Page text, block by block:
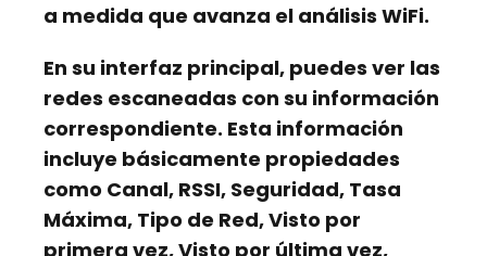
a medida que avanza el análisis WiFi.
En su interfaz principal, puedes ver las
redes escaneadas con su información
correspondiente. Esta información
incluye básicamente propiedades
como Canal, RSSI, Seguridad, Tasa
Máxima, Tipo de Red, Visto por
primera vez, Visto por última vez,